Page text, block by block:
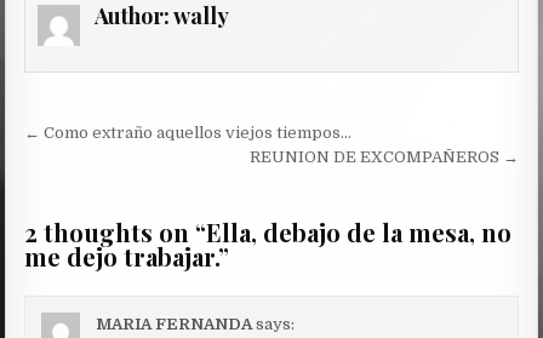
Author:wally
Post
← Como extraño aquellos viejos tiempos…
REUNION DE EXCOMPAÑEROS →
2 thoughts on “Ella, debajo de la mesa, no
me dejo trabajar.”
MARIA FERNANDA says: